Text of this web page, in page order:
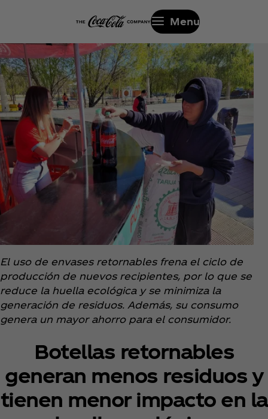
Menu
El uso de envases retornables frena el ciclo de
producción de nuevos recipientes, por lo que se
reduce la huella ecológica y se minimiza la
generación de residuos. Además, su consumo
genera un mayor ahorro para el consumidor.
Botellas retornables
generan menos residuos y
tienen menor impacto en la